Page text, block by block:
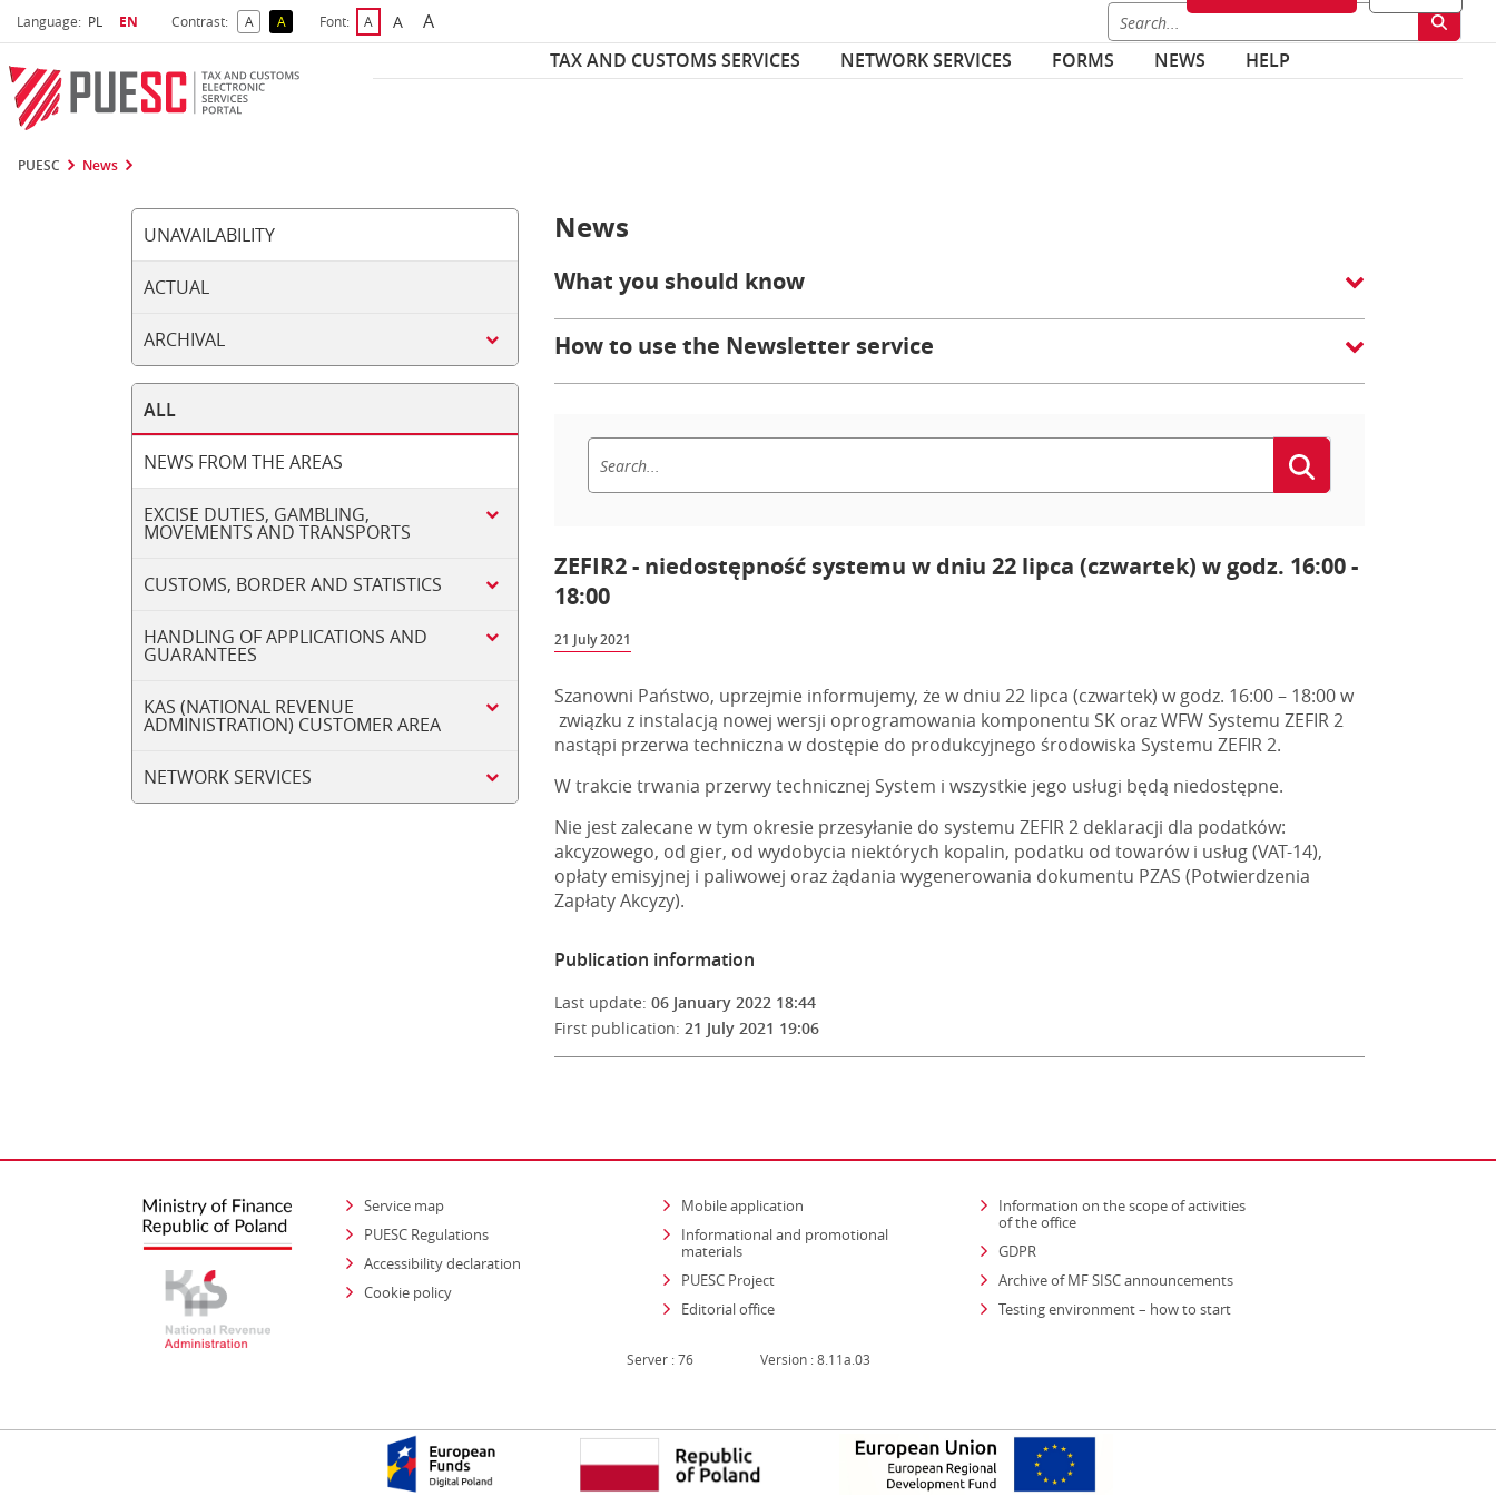
Language: Select language
PL Selected language
EN Contrast: ADefault Contrast
AReversed Contrast
Font: ADefault Font Size
ABigger Font Size
ABiggest Font Size
TAX AND CUSTOMS SERVICES
NETWORK SERVICES FORMS NEWS HELP
PUESC News
UNAVAILABILITY
ACTUAL
ARCHIVAL
ALL
NEWS FROM THE AREAS
EXCISE DUTIES, GAMBLING,
MOVEMENTS AND TRANSPORTS
CUSTOMS, BORDER AND STATISTICS
HANDLING OF APPLICATIONS AND
GUARANTEES
KAS (NATIONAL REVENUE
ADMINISTRATION) CUSTOMER AREA
NETWORK SERVICES
News
What you should know
How to use the Newsletter service
ZEFIR2 - niedostępność systemu w dniu 22 lipca (czwartek) w godz. 16:00 -
18:00
21 July 2021
Szanowni Państwo, uprzejmie informujemy, że w dniu 22 lipca (czwartek) w godz. 16:00 – 18:00 w
związku z instalacją nowej wersji oprogramowania komponentu SK oraz WFW Systemu ZEFIR 2
nastąpi przerwa techniczna w dostępie do produkcyjnego środowiska Systemu ZEFIR 2.
W trakcie trwania przerwy technicznej System i wszystkie jego usługi będą niedostępne.
Nie jest zalecane w tym okresie przesyłanie do systemu ZEFIR 2 deklaracji dla podatków:
akcyzowego, od gier, od wydobycia niektórych kopalin, podatku od towarów i usług (VAT-14),
opłaty emisyjnej i paliwowej oraz żądania wygenerowania dokumentu PZAS (Potwierdzenia
Zapłaty Akcyzy).
Publication information
Last update: 06 January 2022 18:44
First publication: 21 July 2021 19:06
Service map
PUESC Regulations
Accessibility declaration
Cookie policy
Mobile application
Informational and promotional
materials
PUESC Project
Editorial office
Information on the scope of activities
of the officestrona otwiera się w nowym oknie
GDPR
Archive of MF SISC announcements
Testing environment – how to start
Server : 76 Version : 8.11a.03